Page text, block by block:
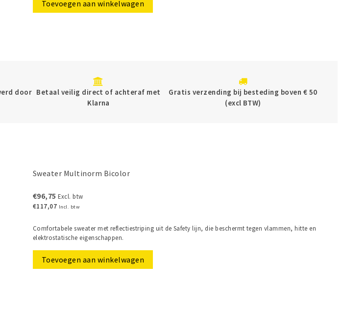
Toevoegen aan winkelwagen
door Betaal veilig direct of achteraf met
Klarna
Gratis verzending bij besteding boven € 50
(excl BTW)
Sweater Multinorm Bicolor
€96,75 Excl. btw
€117,07 Incl. btw
Comfortabele sweater met reflectiestriping uit de Safety lijn, die beschermt tegen vlammen, hitte en
elektrostatische eigenschappen.
Toevoegen aan winkelwagen